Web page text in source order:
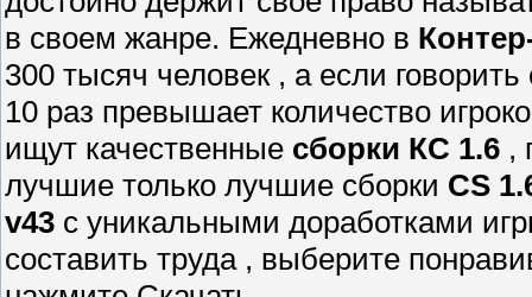
в своем жанре. Ежедневно в
300 тысяч человек , а если
10 раз превышает количество
ищут качественные сборки КС 1.6 ,
лучшие только лучшие сборки CS
v43 с уникальными доработками
составить труда , выберите